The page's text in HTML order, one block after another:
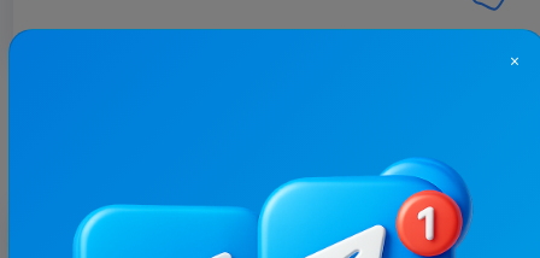
З цим каналом часто купують
×